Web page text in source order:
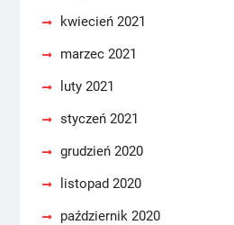
kwiecień 2021
marzec 2021
luty 2021
styczeń 2021
grudzień 2020
listopad 2020
październik 2020